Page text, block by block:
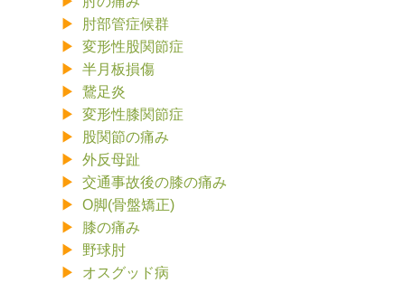
肘部管症候群
変形性股関節症
半月板損傷
鵞足炎
変形性膝関節症
股関節の痛み
外反母趾
交通事故後の膝の痛み
O脚(骨盤矯正)
膝の痛み
野球肘
オスグッド病